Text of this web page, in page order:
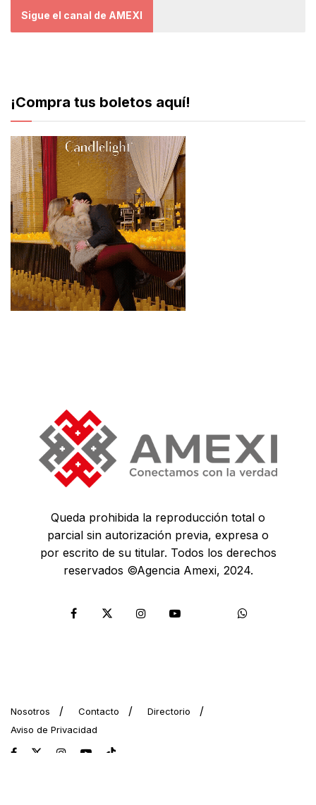
Sigue el canal de AMEXI
¡Compra tus boletos aquí!
Queda prohibida la reproducción total o
parcial sin autorización previa, expresa o
por escrito de su titular. Todos los derechos
reservados ©Agencia Amexi, 2024.
Nosotros Contacto
Directorio
Aviso de Privacidad